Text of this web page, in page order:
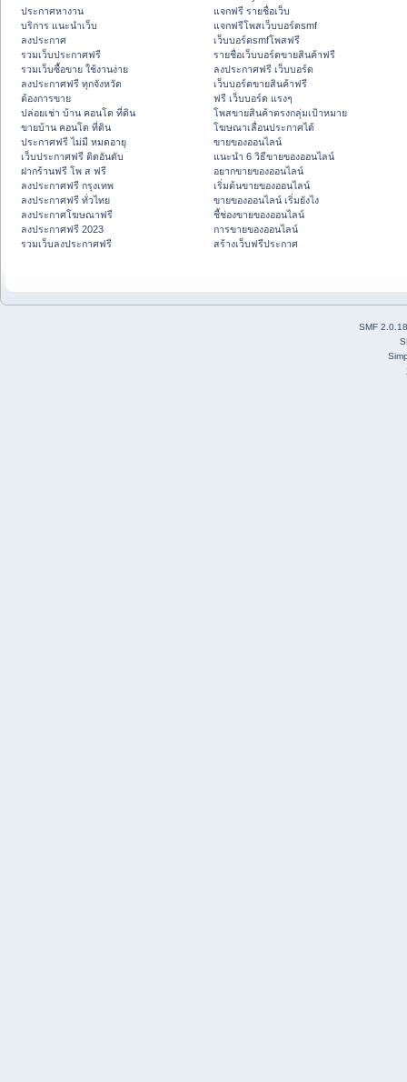
ประกาศหางาน
บริการ แนะนำเว็บ
ลงประกาศ
รวมเว็บประกาศฟรี
รวมเว็บซื้อขาย ใช้งานง่าย
ลงประกาศฟรี ทุกจังหวัด
ต้องการขาย
ปล่อยเช่า บ้าน คอนโด ที่ดิน
ขายบ้าน คอนโด ที่ดิน
ประกาศฟรี ไม่มี หมดอายุ
เว็บประกาศฟรี ติดอันดับ
ฝากร้านฟรี โพ ส ฟรี
ลงประกาศฟรี กรุงเทพ
ลงประกาศฟรี ทั่วไทย
ลงประกาศโฆษณาฟรี
ลงประกาศฟรี 2023
รวมเว็บลงประกาศฟรี
แจกฟรี รายชื่อเว็บ
แจกฟรีโพสเว็บบอร์ดsmf
เว็บบอร์ดsmfโพสฟรี
รายชื่อเว็บบอร์ดขายสินค้าฟรี
ลงประกาศฟรี เว็บบอร์ด
เว็บบอร์ดขายสินค้าฟรี
ฟรี เว็บบอร์ด แรงๆ
โพสขายสินค้าตรงกลุ่มเป้าหมาย
โฆษณาเลื่อนประกาศได้
ขายของออนไลน์
แนะนำ 6 วิธีขายของออนไลน์
อยากขายของออนไลน์
เริ่มต้นขายของออนไลน์
ขายของออนไลน์ เริ่มยังไง
ชี้ช่องขายของออนไลน์
การขายของออนไลน์
สร้างเว็บฟรีประกาศ
SMF 2.0.18